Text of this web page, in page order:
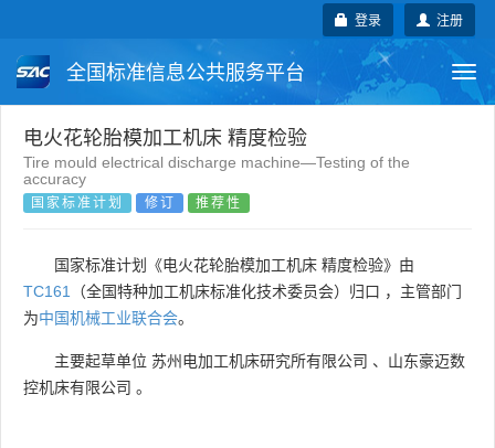
注册
登录
全国标准信息公共服务平台
国家标准 行业标准
团体标准
电火花轮胎模加工机床 精度检验
Tire mould electrical discharge machine—Testing of the
accuracy
国家标准计划 修订 推荐性
国家标准计划《电火花轮胎模加工机床 精度检验》由
TC161
（全国特种加工机床标准化技术委员会）归口 ，主管部门
为中国机械工业联合会。
主要起草单位 苏州电加工机床研究所有限公司 、 山东豪迈数
控机床有限公司 。